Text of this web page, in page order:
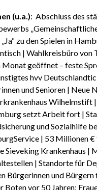
(u.a.): Abschluss des
„Ja“ zu den Spielen in
| Wahlkreisbüro von
Monat geöffnet – feste
hvv
und Senioren | Neue
Wilhelmstift
setzt Arbeit fort |
und Sozialhilfe
| 53 Millionen €
Sieveking Krankenhaus |
| Standorte für
Bürgerinnen und Bürgern
Boten vor 50 Jahren: